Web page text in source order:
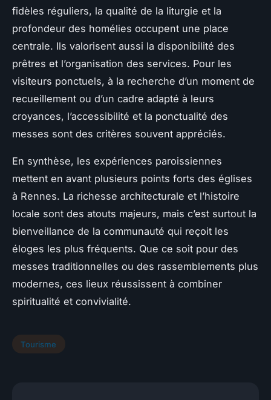
fidèles réguliers, la qualité de la liturgie et la
profondeur des homélies occupent une place
centrale. Ils valorisent aussi la disponibilité des
prêtres et l’organisation des services. Pour les
visiteurs ponctuels, à la recherche d’un moment de
recueillement ou d’un cadre adapté à leurs
croyances, l’accessibilité et la ponctualité des
messes sont des critères souvent appréciés.
En synthèse, les expériences paroissiennes
mettent en avant plusieurs points forts des églises
à Rennes. La richesse architecturale et l’histoire
locale sont des atouts majeurs, mais c’est surtout la
bienveillance de la communauté qui reçoit les
éloges les plus fréquents. Que ce soit pour des
messes traditionnelles ou des rassemblements plus
modernes, ces lieux réussissent à combiner
spiritualité et convivialité.
Tourisme